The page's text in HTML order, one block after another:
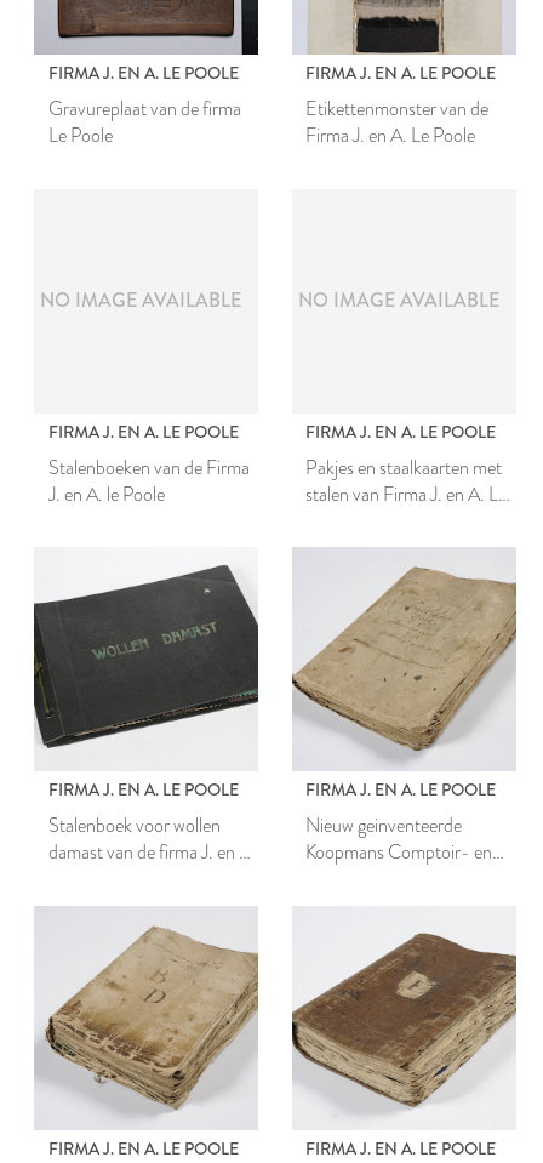
FIRMA J. EN A. LE POOLE
Gravureplaat van de firma
Le Poole
FIRMA J. EN A. LE POOLE
Etikettenmonster van de
Firma J. en A. Le Poole
NO IMAGE AVAILABLE
FIRMA J. EN A. LE POOLE
Stalenboeken van de Firma
J. en A. le Poole
NO IMAGE AVAILABLE
FIRMA J. EN A. LE POOLE
Pakjes en staalkaarten met
stalen van Firma J. en A. Le
FIRMA J. EN A. LE POOLE
Stalenboek voor wollen
damast van de firma J. en A.
FIRMA J. EN A. LE POOLE
Nieuw geinventeerde
Koopmans Comptoir- en
FIRMA J. EN A. LE POOLE FIRMA J. EN A. LE POOLE